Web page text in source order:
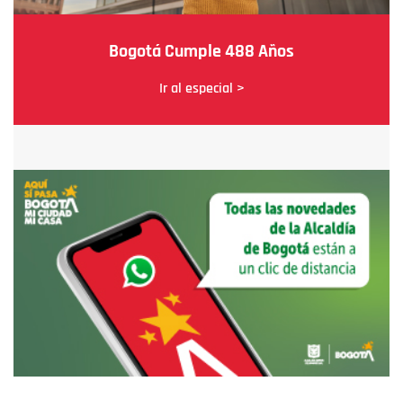
Bogotá Cumple 488 Años
Ir al especial >